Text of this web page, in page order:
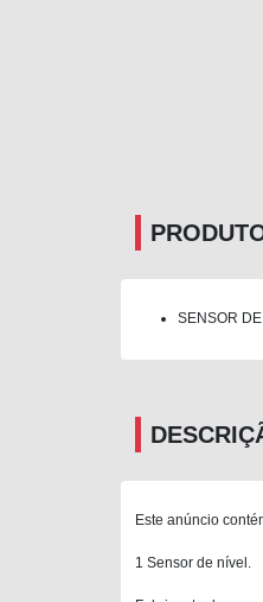
SENSOR
Este anúncio
1 Sensor de nível.